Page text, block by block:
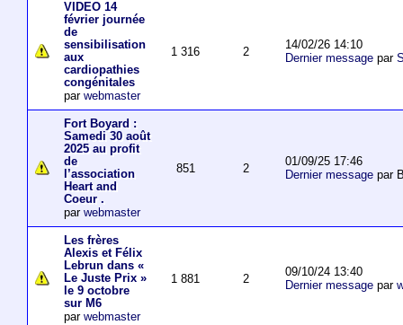
VIDEO 14
février journée
de
sensibilisation
aux
cardiopathies
congénitales
par webmaster
1 316 2
14/02/26 14:10
Dernier messagepar
Fort Boyard :
Samedi 30 août
2025 au profit
de
l’association
Heart and
Coeur .
par webmaster
851 2
01/09/25 17:46
Dernier messagepar
Les frères
Alexis et Félix
Lebrun dans «
Le Juste Prix »
le 9 octobre
sur M6
par webmaster
1 881 2
09/10/24 13:40
Dernier messagepar